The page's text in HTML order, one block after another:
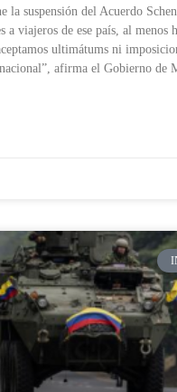
la suspensión del Acuerdo
a viajeros de ese país, al menos
ultimátums ni
afirma el Gobierno de